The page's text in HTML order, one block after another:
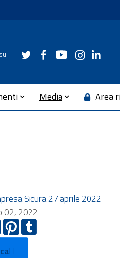
Media Area
Sicura 27 aprile 2022
02, 2022